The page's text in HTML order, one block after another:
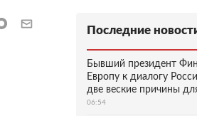
Последние
Бывший президент
Европу к диалогу
две веские причины
06:54